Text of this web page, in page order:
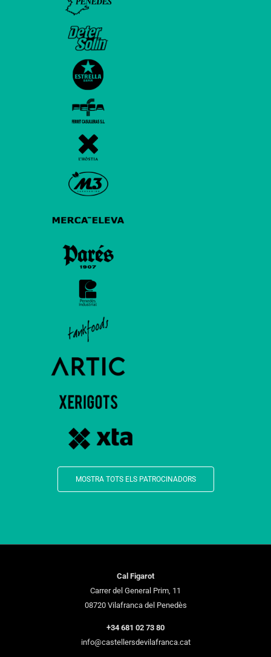
MOSTRA TOTS ELS PATROCINADORS
Cal Figarot
Carrer del General Prim, 11
08720 Vilafranca del Penedès
+34 681 02 73 80
info@castellersdevilafranca.cat